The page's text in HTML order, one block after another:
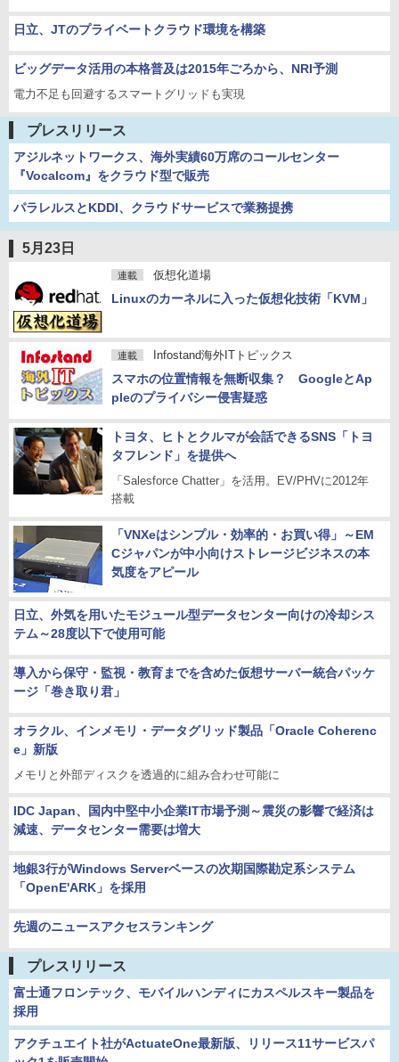
日立、JTのプライベートクラウド環境を構築
ビッグデータ活用の本格普及は2015年ごろから、NRI予測
電力不足も回避するスマートグリッドも実現
プレスリリース
アジルネットワークス、海外実績60万席のコールセンター
『Vocalcom』をクラウド型で販売
パラレルスとKDDI、クラウドサービスで業務提携
5月23日
連載 仮想化道場
Linuxのカーネルに入った仮想化技術「KVM」
連載 Infostand海外ITトピックス
スマホの位置情報を無断収集？ GoogleとAp
pleのプライバシー侵害疑惑
トヨタ、ヒトとクルマが会話できるSNS「トヨ
タフレンド」を提供へ
「Salesforce Chatter」を活用。EV/PHVに2012年
搭載
「VNXeはシンプル・効率的・お買い得」～EM
Cジャパンが中小向けストレージビジネスの本
気度をアピール
日立、外気を用いたモジュール型データセンター向けの冷却シス
テム～28度以下で使用可能
導入から保守・監視・教育までを含めた仮想サーバー統合パッケ
ージ「巻き取り君」
オラクル、インメモリ・データグリッド製品「Oracle Coherenc
e」新版
メモリと外部ディスクを透過的に組み合わせ可能に
IDC Japan、国内中堅中小企業IT市場予測～震災の影響で経済は
減速、データセンター需要は増大
地銀3行がWindows Serverベースの次期国際勘定系システム
「OpenE'ARK」を採用
先週のニュースアクセスランキング
プレスリリース
富士通フロンテック、モバイルハンディにカスペルスキー製品を
採用
アクチュエイト社がActuateOne最新版、リリース11サービスパ